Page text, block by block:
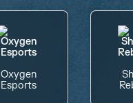
Oxygen
Esports